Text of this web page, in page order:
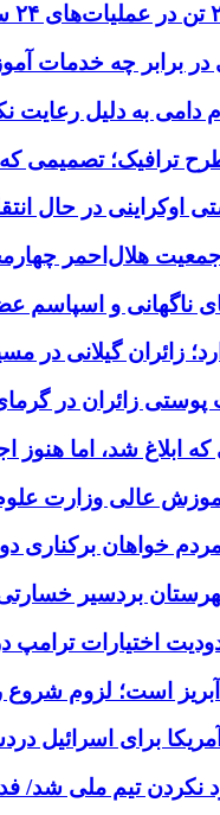
در برابر چه خدمات
که ۹ سال رفت‌وبرگشت دارد
هلال‌احمر
ناگهانی و اسپاسم
زائران گیلانی در
زائران در
ابلاغ شد، اما هنوز
آموزش عالی وزارت
مردم خواهان برکناری
اختیارات ترامپ
است؛ لزوم شروع
برای اسرائیل
نکردن تیم ملی شد/